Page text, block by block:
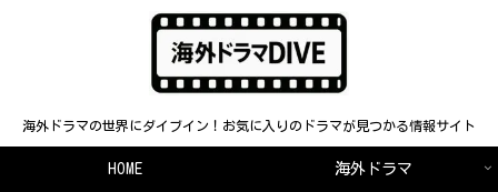
海外ドラマの世界にダイブイン！お気に入りのドラマが見つかる情報サイト
HOME 海外ドラマ